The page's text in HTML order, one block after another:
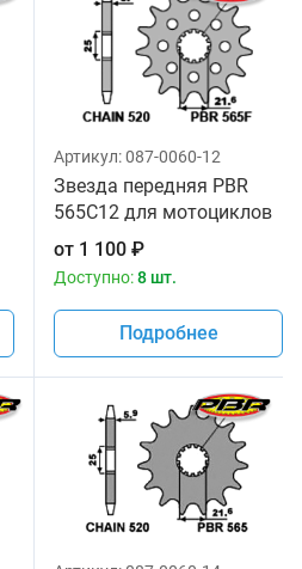
Артикул:087-0060-12
Звезда передняя PBR
565C12 для мотоциклов
от 1 100 ₽
Доступно:8 шт.
Подробнее